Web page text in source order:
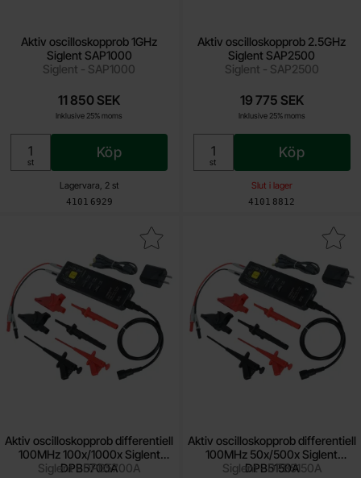
Aktiv oscilloskopprob 1GHz
Siglent SAP1000
Siglent - SAP1000
Art. nr
4101 6929
Lagervara, 2 st
11 850 SEK
Inklusive 25% moms
Enhet:
st
Köp
Aktiv oscilloskopprob 2.5GHz
Siglent SAP2500
Siglent - SAP2500
Art. nr
4101 8812
Slut i lager
19 775 SEK
Inklusive 25% moms
Enhet:
st
Köp
Aktiv oscilloskopprob differentiell
100MHz 100x/1000x Siglent
DPB5700A
Siglent - DPB5700A
differentiell 100MHz 100x/1000x Siglent DPB5700A
Aktiv oscilloskopprob differentiell
100MHz 50x/500x Siglent
DPB5150A
Siglent - DPB5150A
Makera aktiv oscilloskopprob differentiell